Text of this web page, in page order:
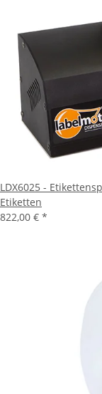
LDX6025 -
Etiketten
822,00 € *